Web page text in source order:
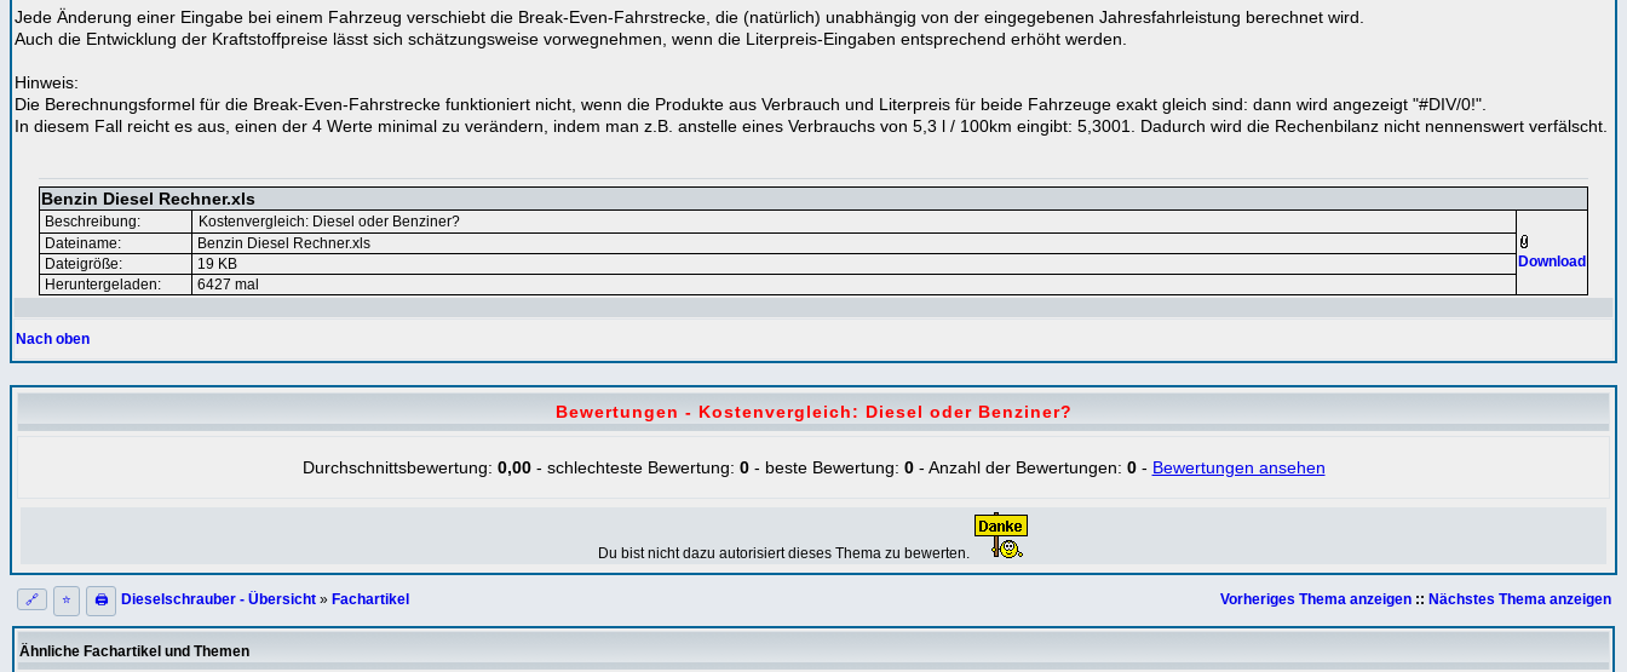
Jede Änderung einer Eingabe bei einem Fahrzeug verschiebt die Break-Even-Fahrstrecke, die (natürlich) unabhängig von der eingegebenen Jahresfahrleistung berechnet wird.
Auch die Entwicklung der Kraftstoffpreise lässt sich schätzungsweise vorwegnehmen, wenn die Literpreis-Eingaben entsprechend erhöht werden.
Hinweis:
Die Berechnungsformel für die Break-Even-Fahrstrecke funktioniert nicht, wenn die Produkte aus Verbrauch und Literpreis für beide Fahrzeuge exakt gleich sind: dann wird angezeigt "#DIV/0!".
In diesem Fall reicht es aus, einen der 4 Werte minimal zu verändern, indem man z.B. anstelle eines Verbrauchs von 5,3 l / 100km eingibt: 5,3001. Dadurch wird die Rechenbilanz nicht nennenswert verfälscht.
Benzin Diesel Rechner.xls
Beschreibung: Kostenvergleich: Diesel oder Benziner?
Download
Dateiname:
Benzin Diesel Rechner.xls
Dateigröße:
19 KB
Heruntergeladen:
6427 mal
Nach oben
Bewertungen - Kostenvergleich: Diesel oder Benziner?
Durchschnittsbewertung: 0,00- schlechteste Bewertung: 0- beste Bewertung: 0- Anzahl der Bewertungen: 0- Bewertungen ansehen
Du bist nicht dazu autorisiert dieses Thema zu bewerten.
🔗 ⭐ 🖨 Dieselschrauber - Übersicht » Fachartikel Vorheriges Thema anzeigen :: Nächstes Thema anzeigen
Ähnliche Fachartikel und Themen